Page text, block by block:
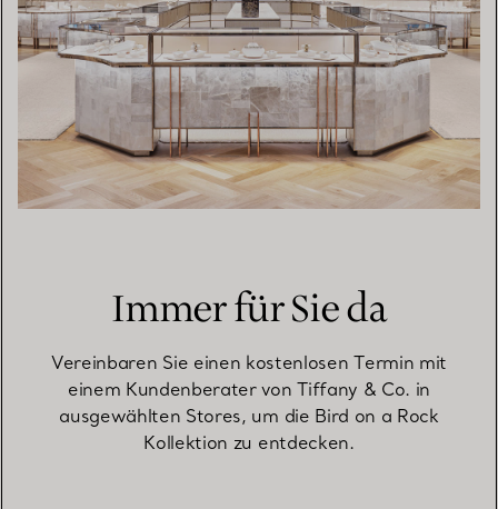
Immer für Sie da
Vereinbaren Sie einen kostenlosen Termin mit
einem Kundenberater von Tiffany & Co. in
ausgewählten Stores, um die Bird on a Rock
Kollektion zu entdecken.